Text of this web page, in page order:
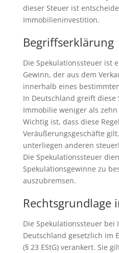
dieser Steuer ist
Immobilieninvestition.
Begriffserklärung
Die Spekulationssteuer ist
Gewinn, der aus dem
innerhalb eines
In Deutschland greift diese
Immobilie weniger als
Wichtig ist, dass diese
Veräußerungsgeschäfte
unterliegen anderen
Die Spekulationssteuer
Spekulationsgewinne zu
auszubremsen.
Rechtsgrundlage
Die Spekulationssteuer
Deutschland gesetzlich im
(§ 23 EStG) verankert. Sie